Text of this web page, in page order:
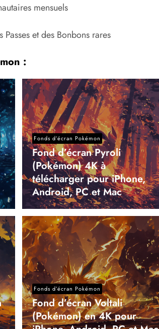
mensuels
et des Bonbons rares
:
Fonds d’écran Pokémon
Fond d’écran Pyroli
(Pokémon) 4K à
télécharger pour iPhone,
Android, PC et Mac
Fonds d’écran Pokémon
Fond d’écran Voltali
(Pokémon) en 4K pour